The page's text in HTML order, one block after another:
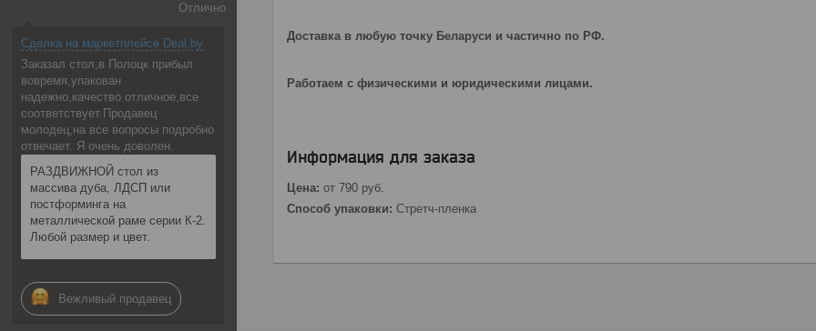
Отлично
Сделка на маркетплейсе Deal.by
Заказал стол,в Полоцк прибыл
вовремя,упакован
надежно,качество отличное,все
соответствует.Продавец
молодец,на все вопросы подробно
отвечает. Я очень доволен.
РАЗДВИЖНОЙ стол из
массива дуба, ЛДСП или
постформинга на
металлической раме серии К-2.
Любой размер и цвет.
Вежливый продавец
Доставка в любую точку Беларуси и частично по РФ.
Работаем с физическими и юридическими лицами.
Информация для заказа
Цена: от 790 руб.
Способ упаковки: Стретч-пленка